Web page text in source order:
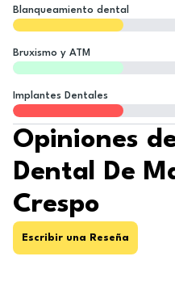
Blanqueamiento dental
Bruxismo y ATM
Implantes Dentales
Opiniones
Dental De
Crespo
Escribir una Reseña